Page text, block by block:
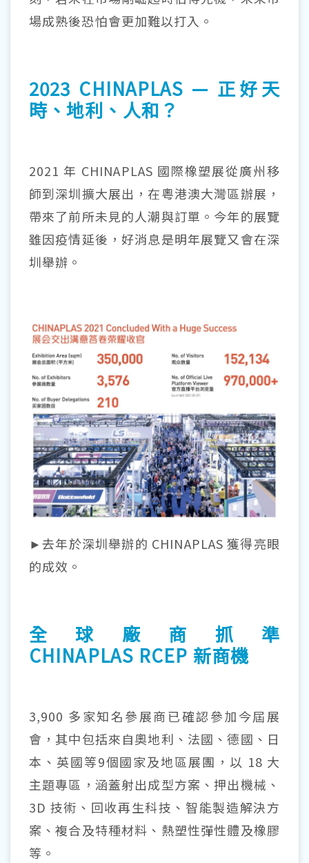
場成熟後恐怕會更加難以打入。
2023 CHINAPLAS — 正好天
時、地利、人和？
2021 年 CHINAPLAS 國際橡塑展從廣州移
師到深圳擴大展出，在粵港澳大灣區辦展，
帶來了前所未見的人潮與訂單。今年的展覽
雖因疫情延後，好消息是明年展覽又會在深
圳舉辦。
►去年於深圳舉辦的 CHINAPLAS 獲得亮眼
的成效。
全球廠商抓準
CHINAPLAS RCEP 新商機
3,900 多家知名參展商已確認參加今屆展
會，其中包括來自奧地利、法國、德國、日
本、英國等9個國家及地區展團，以 18 大
主題專區，涵蓋射出成型方案、押出機械、
3D 技術、回收再生科技、智能製造解決方
案、複合及特種材料、熱塑性彈性體及橡膠
等。